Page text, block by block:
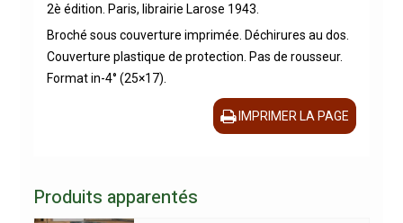
2è édition. Paris, librairie Larose 1943.
Broché sous couverture imprimée. Déchirures au dos.
Couverture plastique de protection. Pas de rousseur.
Format in-4° (25×17).
IMPRIMER LA PAGE
Produits apparentés